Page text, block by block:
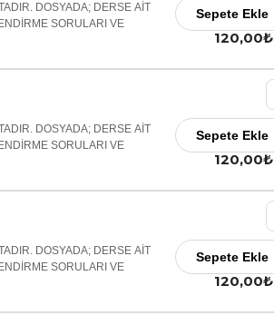
DOSYADA; DERSE AİT
SORULARI VE
120,00₺
Sepete Ekle
DOSYADA; DERSE AİT
SORULARI VE
120,00₺
Sepete Ekle
DOSYADA; DERSE AİT
SORULARI VE
120,00₺
Sepete Ekle